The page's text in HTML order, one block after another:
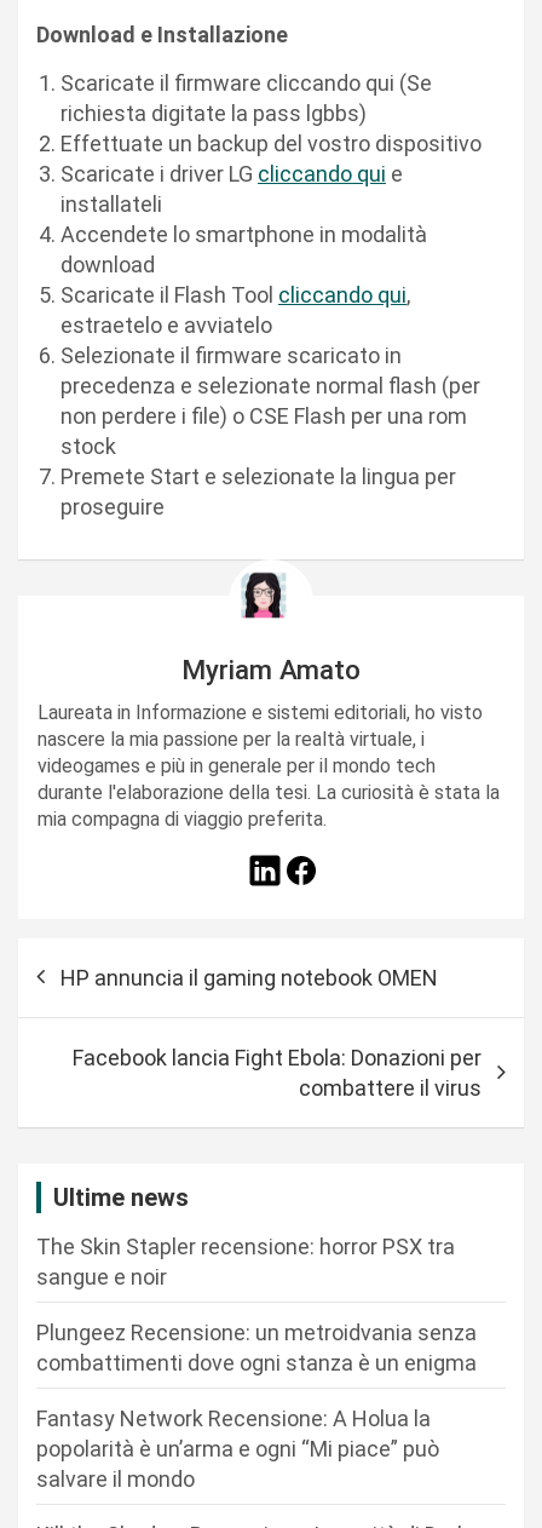
Download e Installazione
Scaricate il firmware cliccando qui (Se
richiesta digitate la pass lgbbs)
Effettuate un backup del vostro dispositivo
Scaricate i driver LG cliccando qui e
installateli
Accendete lo smartphone in modalità
download
Scaricate il Flash Tool cliccando qui,
estraetelo e avviatelo
Selezionate il firmware scaricato in
precedenza e selezionate normal flash (per
non perdere i file) o CSE Flash per una rom
stock
Premete Start e selezionate la lingua per
proseguire
Myriam Amato
Laureata in Informazione e sistemi editoriali, ho visto
nascere la mia passione per la realtà virtuale, i
videogames e più in generale per il mondo tech
durante l'elaborazione della tesi. La curiosità è stata la
mia compagna di viaggio preferita.
HP annuncia il gaming notebook OMEN
Facebook lancia Fight Ebola: Donazioni per
combattere il virus
Ultime news
The Skin Stapler recensione: horror PSX tra
sangue e noir
Plungeez Recensione: un metroidvania senza
combattimenti dove ogni stanza è un enigma
Fantasy Network Recensione: A Holua la
popolarità è un’arma e ogni “Mi piace” può
salvare il mondo